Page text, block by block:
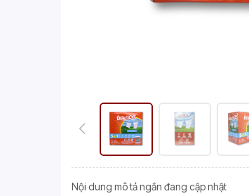
Nội dung mô tả ngắn đang cập nhật